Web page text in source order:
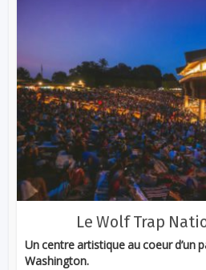
Le Wolf Trap
Un centre artistique au coeur d’un
Washington.